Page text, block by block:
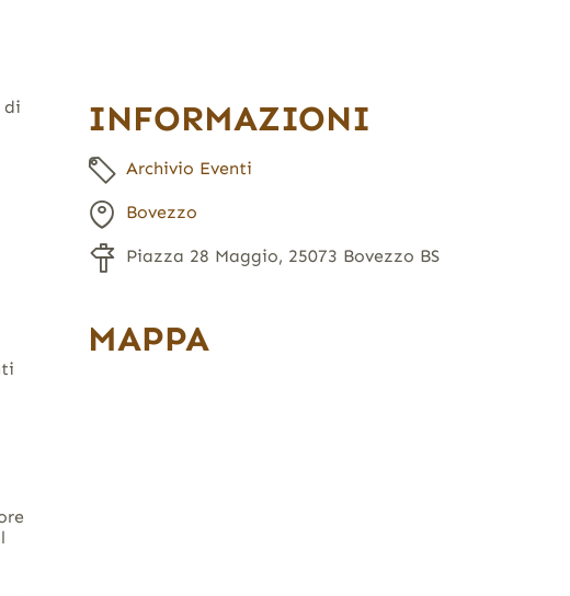
di
INFORMAZIONI
Archivio Eventi
Bovezzo
Piazza 28 Maggio, 25073 Bovezzo BS
MAPPA